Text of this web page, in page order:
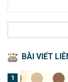
BÀI VIẾT